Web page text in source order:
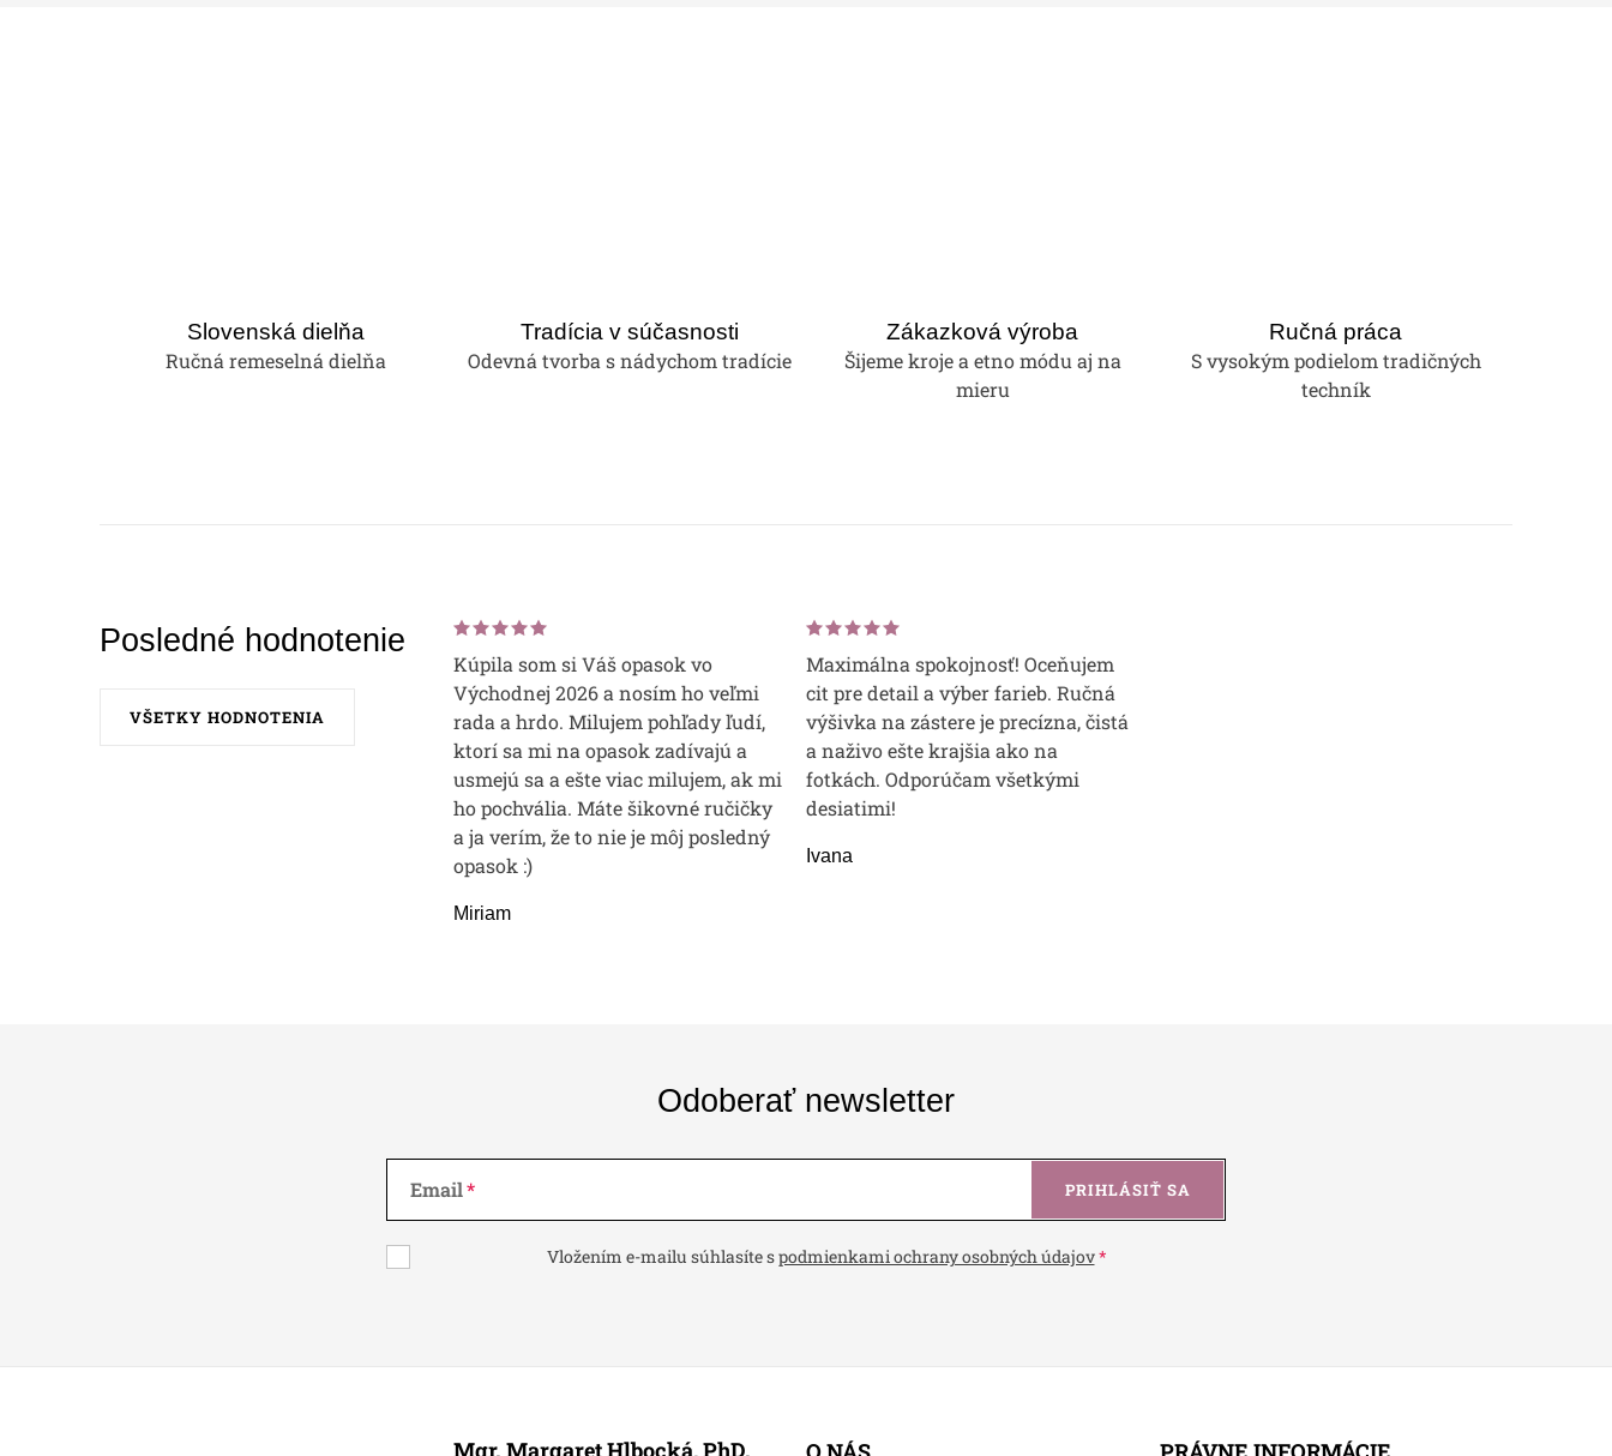
Slovenská dielňa
Ručná remeselná dielňa
Tradícia v súčasnosti
Odevná tvorba s nádychom tradície
Zákazková výroba
Šijeme kroje a etno módu aj na
mieru
Ručná práca
S vysokým podielom tradičných
techník
Posledné hodnotenie
VŠETKY HODNOTENIA
Kúpila som si Váš opasok vo
Východnej 2026 a nosím ho veľmi
rada a hrdo. Milujem pohľady ľudí,
ktorí sa mi na opasok zadívajú a
usmejú sa a ešte viac milujem, ak mi
ho pochvália. Máte šikovné ručičky
a ja verím, že to nie je môj posledný
opasok :)
Miriam
Maximálna spokojnosť! Oceňujem
cit pre detail a výber farieb. Ručná
výšivka na zástere je precízna, čistá
a naživo ešte krajšia ako na
fotkách. Odporúčam všetkými
desiatimi!
Ivana
Odoberať newsletter
Email
Vložením e-mailu súhlasíte spodmienkami ochrany osobných údajov
PRIHLÁSIŤ SA